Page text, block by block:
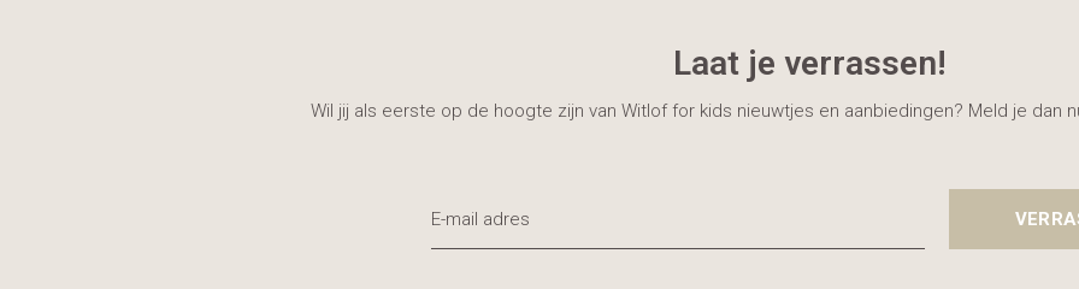
Laat je verrassen!
Wil jij als eerste op de hoogte zijn van Witlof for kids nieuwtjes en aanbiedingen? Meld je dan